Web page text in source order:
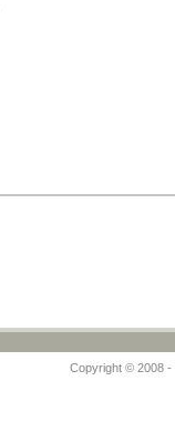
Copyright © 2008 -